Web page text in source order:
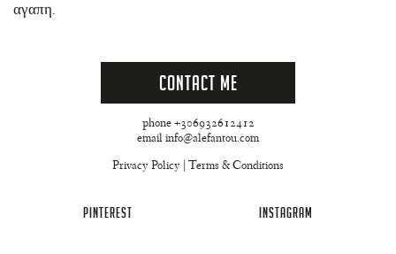
αγαπη.
PINTEREST
Contact Me
phone +306932612412
email info@alefantou.com
Privacy Policy Terms & Conditions
INSTAGRAM